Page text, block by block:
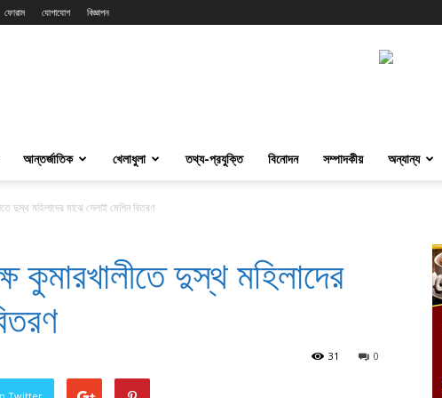
ফোরাম যোগাযোগ বিজ্ঞাপন
আন্তর্জাতিক খেলাধুলা তথ্য-প্রযুক্তি বিনোদন সম্পাদকীয় অন্যান্য
দুস্থ মহিলাদের মাঝে সেলাই মেশিন বিতরণ
কুমারখালীতে দুস্থ মহিলাদের
0
31